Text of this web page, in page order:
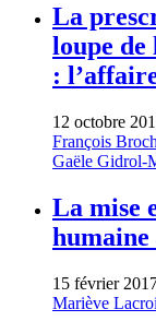
La
loupe de
:
12 octobre
François
Gaële Gidrol-
La mise
humaine
15 février
Mariève